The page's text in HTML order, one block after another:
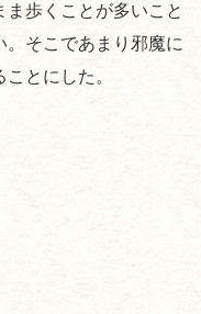
歩くことが多いこと
。そこであまり邪魔に
とにした。